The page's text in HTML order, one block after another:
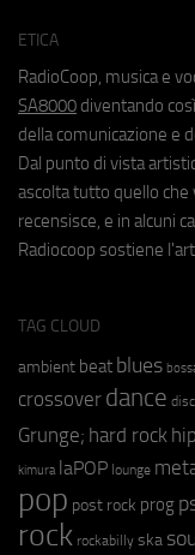
ETICA
RadioCoop, musica e
SA8000 diventando
della comunicazione e
Dal punto di vista
ascolta tutto quello che
recensisce, e in alcuni
Radiocoop sostiene
TAG CLOUD
ambient beat blues
crossover dance
Grunge; hard rock
kimura laPOP lounge
pop post rock prog
rock rockabilly ska